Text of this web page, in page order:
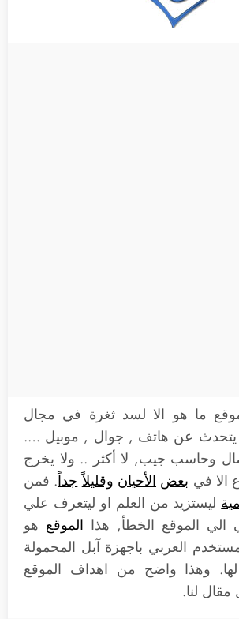
ما هو الا لسد ثغرة في مجال
يتحدث عن هاتف , جوال , موبيل ….
وحاسب جيب, لا أكثر .. ولا يخرج
الا فيبعض الأحيان وقليلاً جداً. فمن
ليستزيد من العلم او ليتعرف علي
الي الموقع الخطأ, هذا الموقع هو
العربي باجهزة آبل المحمولة
وهذا واضح من اهداف الموقع
لنا.